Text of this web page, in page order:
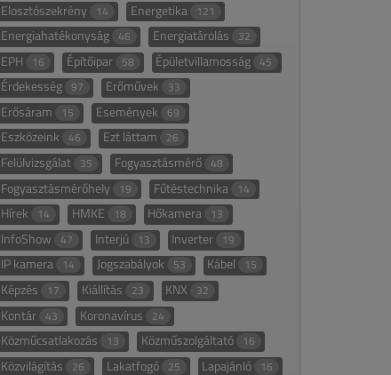
Elosztószekrény 14 Energetika 121
Energiahatékonyság 46 Energiatárolás 32
EPH 16 Építőipar 58 Épületvillamosság 45
Érdekesség 97 Erőművek 33
Erősáram 15 Események 69
Eszközeink 46 Ezt láttam 26
Felülvizsgálat 35 Fogyasztásmérő 48
Fogyasztásmérőhely 19 Fűtéstechnika 14
Hírek 14 HMKE 18 Hőkamera 13
InfoShow 47 Interjú 13 Inverter 19
IP kamera 14 Jogszabályok 53 Kábel 15
Képzés 17 Kiállítás 23 KNX 32
Kontár 43 Koronavírus 24
Közműcsatlakozás 13 Közműszolgáltató 16
Közvilágítás 26 Lakatfogó 25 Lapajánló 16